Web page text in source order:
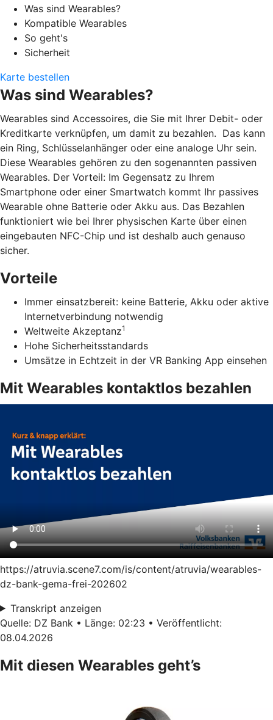
Was sind Wearables?
Kompatible Wearables
So geht's
Sicherheit
Karte bestellen
Was sind Wearables?
Wearables sind Accessoires, die Sie mit Ihrer Debit- oder
Kreditkarte verknüpfen, um damit zu bezahlen. Das kann
ein Ring, Schlüsselanhänger oder eine analoge Uhr sein.
Diese Wearables gehören zu den sogenannten passiven
Wearables. Der Vorteil: Im Gegensatz zu Ihrem
Smartphone oder einer Smartwatch kommt Ihr passives
Wearable ohne Batterie oder Akku aus. Das Bezahlen
funktioniert wie bei Ihrer physischen Karte über einen
eingebauten NFC-Chip und ist deshalb auch genauso
sicher.
Vorteile
Immer einsatzbereit: keine Batterie, Akku oder aktive
Internetverbindung notwendig
Weltweite Akzeptanz1
Hohe Sicherheitsstandards
Umsätze in Echtzeit in der VR Banking App einsehen
Mit Wearables kontaktlos bezahlen
https://atruvia.scene7.com/is/content/atruvia/wearables-
dz-bank-gema-frei-202602
Transkript anzeigen
Quelle: DZ Bank • Länge: 02:23 • Veröffentlicht:
08.04.2026
Mit diesen Wearables geht’s